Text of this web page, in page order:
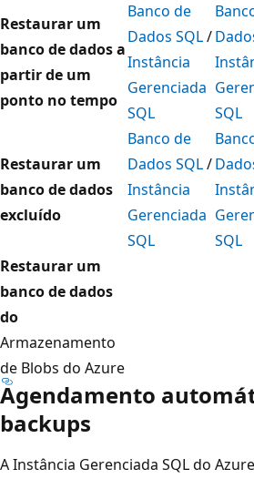
Restaurar um
banco de dados a
partir de um
ponto no tempo
Banco de
Dados SQL/
Instância
Gerenciada
SQL
SQL
Restaurar um
banco de dados
excluído
Banco de
Dados SQL/
Instância
Gerenciada
SQL
SQL
Restaurar um
banco de dados
do
Armazenamento
de Blobs do Azure
Agendamento
backups
A Instância Gerenciada SQL do